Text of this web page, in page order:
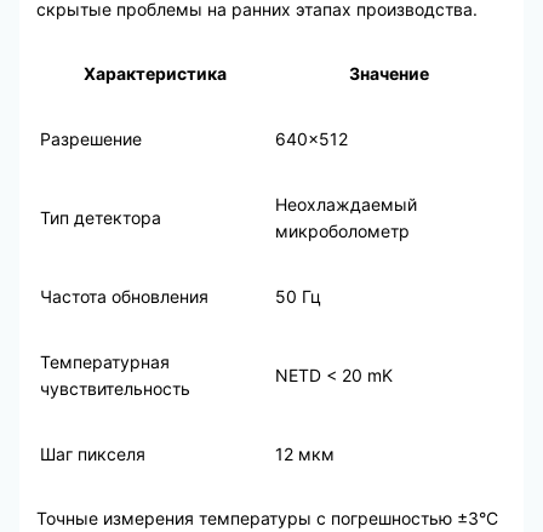
скрытые проблемы на ранних этапах производства.
Характеристика Значение
Разрешение 640×512
Тип детектора
Неохлаждаемый
микроболометр
Частота обновления 50 Гц
Температурная
чувствительность
NETD < 20 mK
Шаг пикселя 12 мкм
Точные измерения температуры с погрешностью ±3°C